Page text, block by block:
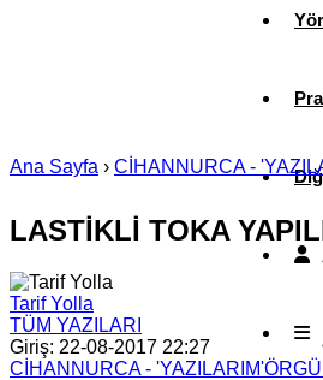
Ana Sayfa › CİHANNURCA -
LASTİKLİ TOKA
Tarif Yolla
TÜM YAZILARI
Giriş: 22-08-2017 22:27
CİHANNURCA - 'YAZILARIM'